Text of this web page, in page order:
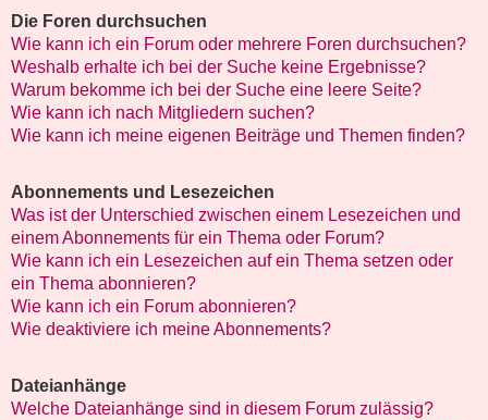
Die Foren durchsuchen
Wie kann ich ein Forum oder mehrere Foren durchsuchen?
Weshalb erhalte ich bei der Suche keine Ergebnisse?
Warum bekomme ich bei der Suche eine leere Seite?
Wie kann ich nach Mitgliedern suchen?
Wie kann ich meine eigenen Beiträge und Themen finden?
Abonnements und Lesezeichen
Was ist der Unterschied zwischen einem Lesezeichen und
einem Abonnements für ein Thema oder Forum?
Wie kann ich ein Lesezeichen auf ein Thema setzen oder
ein Thema abonnieren?
Wie kann ich ein Forum abonnieren?
Wie deaktiviere ich meine Abonnements?
Dateianhänge
Welche Dateianhänge sind in diesem Forum zulässig?